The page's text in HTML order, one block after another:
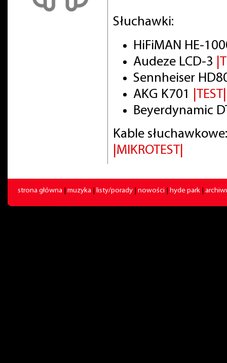
Słuchawki:
HiFiMAN HE-
Audeze LCD-3
Sennheiser
AKG K701
|TEST|
Beyerdynamic
Kable
|MIKROTEST|
strona główna muzyka listy/porady nowości hyde park